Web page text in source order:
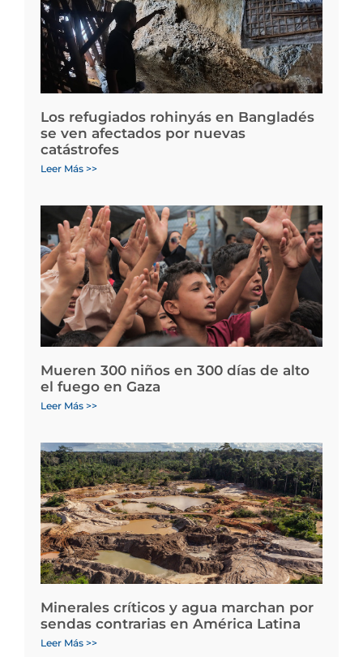
Los refugiados rohinyás en Bangladés
se ven afectados por nuevas
catástrofes
Leer Más >>
Mueren 300 niños en 300 días de alto
el fuego en Gaza
Leer Más >>
Minerales críticos y agua marchan por
sendas contrarias en América Latina
Leer Más >>